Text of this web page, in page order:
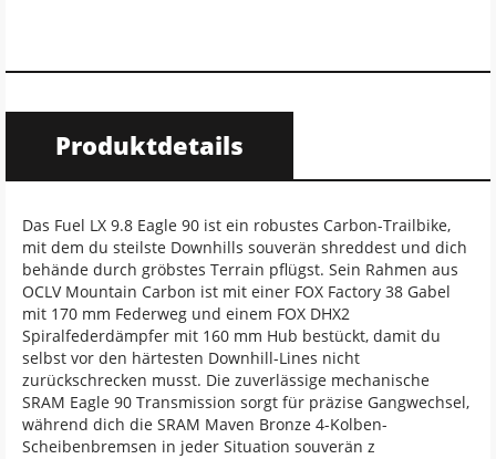
Produktdetails
Das Fuel LX 9.8 Eagle 90 ist ein robustes Carbon-Trailbike,
mit dem du steilste Downhills souverän shreddest und dich
behände durch gröbstes Terrain pflügst. Sein Rahmen aus
OCLV Mountain Carbon ist mit einer FOX Factory 38 Gabel
mit 170 mm Federweg und einem FOX DHX2
Spiralfederdämpfer mit 160 mm Hub bestückt, damit du
selbst vor den härtesten Downhill-Lines nicht
zurückschrecken musst. Die zuverlässige mechanische
SRAM Eagle 90 Transmission sorgt für präzise Gangwechsel,
während dich die SRAM Maven Bronze 4-Kolben-
Scheibenbremsen in jeder Situation souverän z